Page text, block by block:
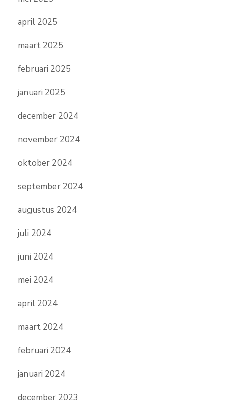
april 2025
maart 2025
februari 2025
januari 2025
december 2024
november 2024
oktober 2024
september 2024
augustus 2024
juli 2024
juni 2024
mei 2024
april 2024
maart 2024
februari 2024
januari 2024
december 2023